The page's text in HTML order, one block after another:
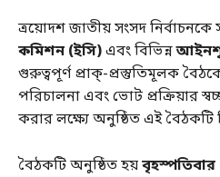
ত্রয়োদশ জাতীয় সংসদ নির্বাচনকে
কমিশন (ইসি)এবং বিভিন্ন
গুরুত্বপূর্ণ প্রাক্‌-প্রস্তুতিমূলক
পরিচালনা এবং ভোট প্রক্রিয়ার
করার লক্ষ্যে অনুষ্ঠিত এই বৈঠকটি
বৈঠকটি অনুষ্ঠিত হয়